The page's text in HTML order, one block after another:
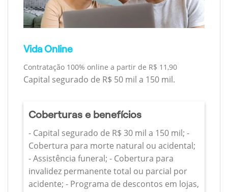
Vida Online
Contratação 100% online a partir de R$ 11,90
Capital segurado de R$ 50 mil a 150 mil.
Coberturas e benefícios
- Capital segurado de R$ 30 mil a 150 mil; -
Cobertura para morte natural ou acidental;
- Assistência funeral; - Cobertura para
invalidez permanente total ou parcial por
acidente; - Programa de descontos em lojas,